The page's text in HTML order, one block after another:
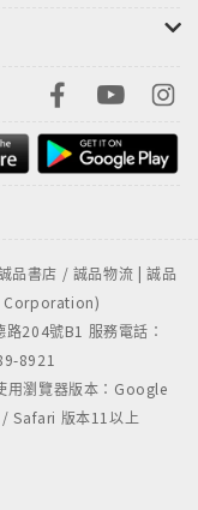
品書店 / 誠品物流 | 誠品
Corporation)
204號B1 服務電話：
8921
用瀏覽器版本：Google
Safari 版本11以上